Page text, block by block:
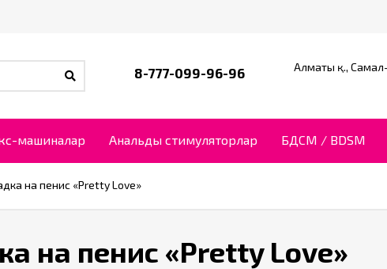
8-777-099-96-96 Алматы қ.,
машиналар Анальды стимуляторлар БДСМ / BDSM
на пенис «Pretty Love»
на пенис «Pretty Love»